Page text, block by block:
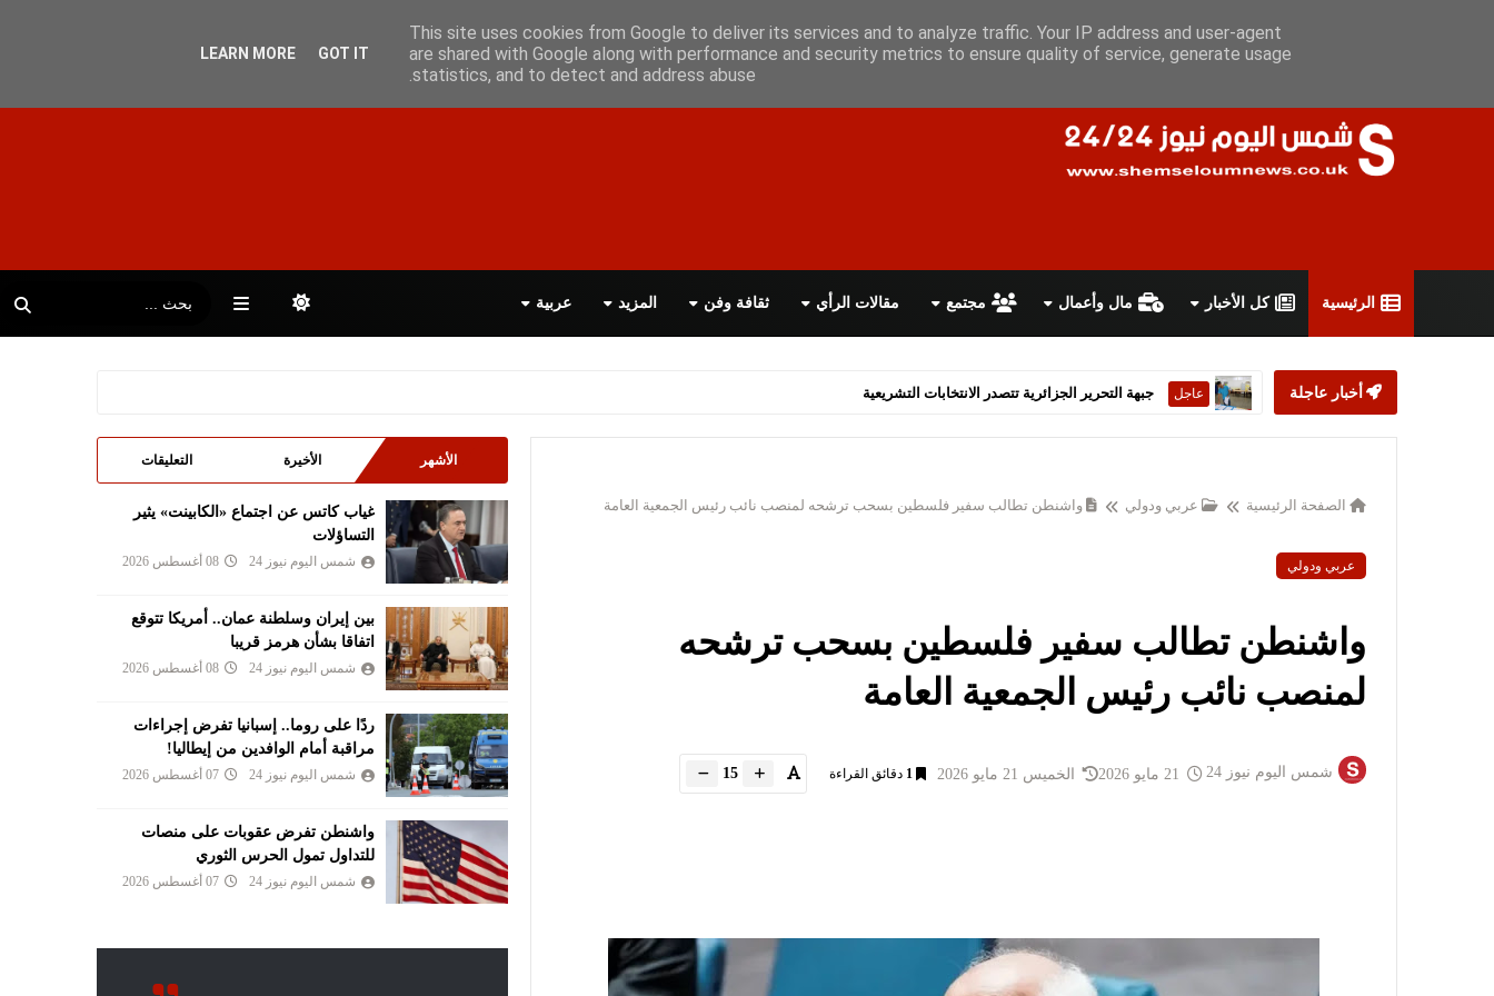
سياسة الخصوصية اتفاقية الاستخدام أعلن معانا اتصل بنا اقرأ الصحيفة PDF
الرئيسية كل الأخبار مال وأعمال مجتمع مقالات الرأي ثقافة وفن المزيد عربية
أخبار عاجلة عاجل ستارمر يعلن استقالته من رئاسة الحكومة البريطانية
الصفحة الرئيسية عربي ودولي واشنطن تطالب سفير فلسطين بسحب ترشحه لمنصب نائب رئيس الجمعية العامة
عربي ودولي
واشنطن تطالب سفير فلسطين بسحب ترشحه
لمنصب نائب رئيس الجمعية العامة
شمس اليوم نيوز 24 الخميس 21 مايو 2026 1 دقائق القراءة 15
الأشهر الأخيرة التعليقات
غياب كاتس عن اجتماع «الكابينت» يثير
التساؤلات
شمس اليوم نيوز 24 08 أغسطس 2026
بين إيران وسلطنة عمان.. أمريكا تتوقع
اتفاقا بشأن هرمز قريبا
شمس اليوم نيوز 24 08 أغسطس 2026
ردًا على روما.. إسبانيا تفرض إجراءات
مراقبة أمام الوافدين من إيطاليا!
شمس اليوم نيوز 24 07 أغسطس 2026
واشنطن تفرض عقوبات على منصات
للتداول تمول الحرس الثوري
شمس اليوم نيوز 24 07 أغسطس 2026
This site uses cookies from Google to deliver its services and to analyze traffic. Your IP address and user-agent
are shared with Google along with performance and security metrics to ensure quality of service, generate usage
statistics, and to detect and address abuse.
LEARN MORE GOT IT